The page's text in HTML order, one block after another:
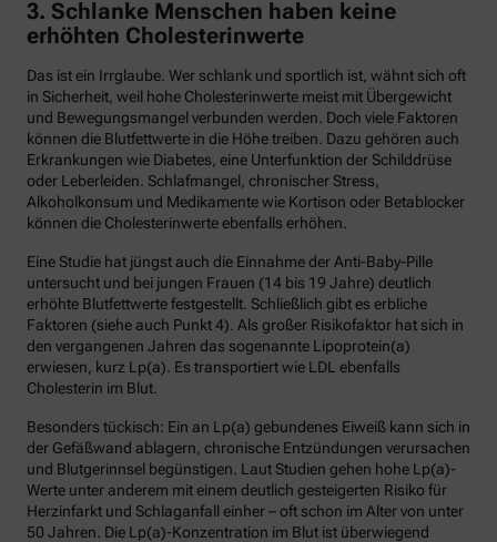
3. Schlanke Menschen haben keine
erhöhten Cholesterinwerte
Das ist ein Irrglaube. Wer schlank und sportlich ist, wähnt sich oft
in Sicherheit, weil hohe Cholesterinwerte meist mit Übergewicht
und Bewegungsmangel verbunden werden. Doch viele Faktoren
können die Blutfettwerte in die Höhe treiben. Dazu gehören auch
Erkrankungen wie Diabetes, eine Unterfunktion der Schilddrüse
oder Leberleiden. Schlafmangel, chronischer Stress,
Alkoholkonsum und Medikamente wie Kortison oder Betablocker
können die Cholesterinwerte ebenfalls erhöhen.
Eine Studie hat jüngst auch die Einnahme der Anti-Baby-Pille
untersucht und bei jungen Frauen (14 bis 19 Jahre) deutlich
erhöhte Blutfettwerte festgestellt. Schließlich gibt es erbliche
Faktoren (siehe auch Punkt 4). Als großer Risikofaktor hat sich in
den vergangenen Jahren das sogenannte Lipoprotein(a)
erwiesen, kurz Lp(a). Es transportiert wie LDL ebenfalls
Cholesterin im Blut.
Besonders tückisch: Ein an Lp(a) gebundenes Eiweiß kann sich in
der Gefäßwand ablagern, chronische Entzündungen verursachen
und Blutgerinnsel begünstigen. Laut Studien gehen hohe Lp(a)-
Werte unter anderem mit einem deutlich gesteigerten Risiko für
Herzinfarkt und Schlaganfall einher – oft schon im Alter von unter
50 Jahren. Die Lp(a)-Konzentration im Blut ist überwiegend